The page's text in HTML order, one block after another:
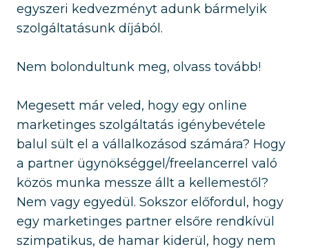
egyszeri kedvezményt adunk bármelyik
szolgáltatásunk díjából.
Nem bolondultunk meg, olvass tovább!
Megesett már veled, hogy egy online
marketinges szolgáltatás igénybevétele
balul sült el a vállalkozásod számára? Hogy
a partner ügynökséggel/freelancerrel való
közös munka messze állt a kellemestől?
Nem vagy egyedül. Sokszor előfordul, hogy
egy marketinges partner elsőre rendkívül
szimpatikus, de hamar kiderül, hogy nem